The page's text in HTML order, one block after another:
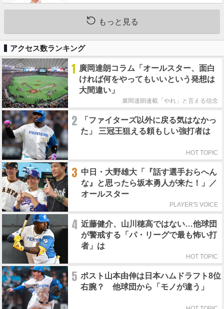
もっと見る
アクセス数ランキング
1 廣岡達朗コラム「オールスター、面白
ければ何をやってもいいという発想は
大間違い」
廣岡達朗連載「やれ」と言える信念
2
「ファイターズ以外に戻る気はなかっ
た」 三冠王狙える頼もしい強打者は
HOT TOPIC
3 中日・大野雄大「『話す選手おらへん
な』と思ったら坂本勇人が来た！」／
オールスター
PLAYER'S VOICE
4 近藤健介、山川穂高ではない…他球団
が警戒する「パ・リーグで最も怖い打
者」は
HOT TOPIC
5 ポスト山本由伸は日本ハムドラフト8位
右腕？ 他球団から「モノが違う」